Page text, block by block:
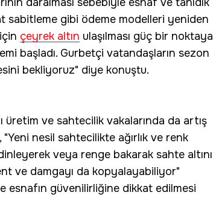
sabitleme gibi ödeme modelleri yeniden
çeyrek altın ulaşılması güç bir noktaya
başladı. Gurbetçi vatandaşların sezon
bekliyoruz" diye konuştu.
ve sahtecilik vakalarında da artış
nesil sahtecilikte ağırlık ve renk
veya renge bakarak sahte altını
ve damgayı da kopyalayabiliyor"
esnafın güvenilirliğine dikkat edilmesi